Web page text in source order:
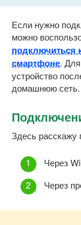
Если нужно
можно
подключиться
смартфоне.
устройство
домашнюю сеть.
Здесь расскажу
Через
Через